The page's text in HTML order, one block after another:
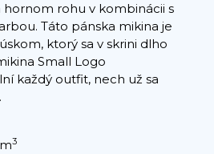
rohu v kombinácii s
Táto pánska mikina je
ktorý sa v skrini dlho
Small Logo
každý outfit, nech už sa
3